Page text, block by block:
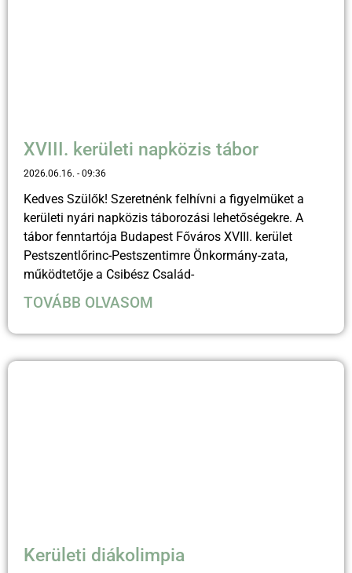
XVIII. kerületi napközis tábor
2026.06.16. 09:36
Kedves Szülők! Szeretnénk felhívni a figyelmüket a
kerületi nyári napközis táborozási lehetőségekre. A
tábor fenntartója Budapest Főváros XVIII. kerület
Pestszentlőrinc-Pestszentimre Önkormány-zata,
működtetője a Csibész Család-
TOVÁBB OLVASOM
Kerületi diákolimpia